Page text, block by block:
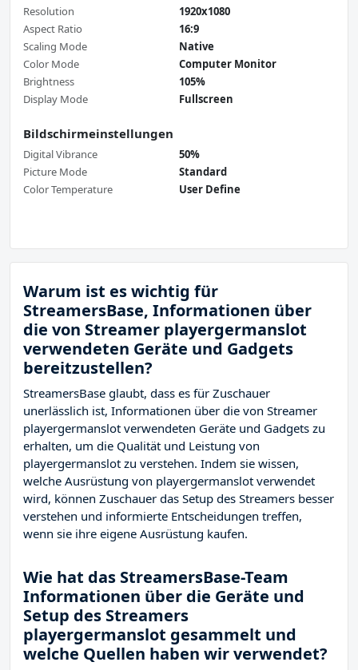
Resolution
1920x1080
Aspect Ratio
16:9
Scaling Mode
Native
Color Mode
Computer Monitor
Brightness
105%
Display Mode
Fullscreen
Bildschirmeinstellungen
Digital Vibrance
50%
Picture Mode
Standard
Color Temperature
User Define
Warum ist es wichtig für
StreamersBase, Informationen über
die von Streamer playergermanslot
verwendeten Geräte und Gadgets
bereitzustellen?
StreamersBase glaubt, dass es für Zuschauer
unerlässlich ist, Informationen über die von Streamer
playergermanslot verwendeten Geräte und Gadgets zu
erhalten, um die Qualität und Leistung von
playergermanslot zu verstehen. Indem sie wissen,
welche Ausrüstung von playergermanslot verwendet
wird, können Zuschauer das Setup des Streamers besser
verstehen und informierte Entscheidungen treffen,
wenn sie ihre eigene Ausrüstung kaufen.
Wie hat das StreamersBase-Team
Informationen über die Geräte und
Setup des Streamers
playergermanslot gesammelt und
welche Quellen haben wir verwendet?